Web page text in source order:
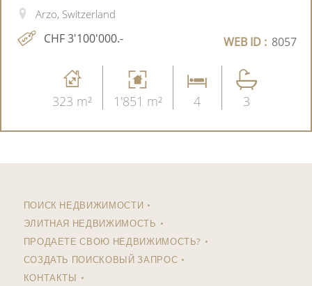
Arzo, Switzerland
CHF 3'100'000.- WEB ID : 8057
323 m² 1'851 m² 4 3
ПОИСК НЕДВИЖИМОСТИ
ЭЛИТНАЯ НЕДВИЖИМОСТЬ
ПРОДАЕТЕ СВОЮ НЕДВИЖИМОСТЬ?
СОЗДАТЬ ПОИСКОВЫЙ ЗАПРОС
КОНТАКТЫ